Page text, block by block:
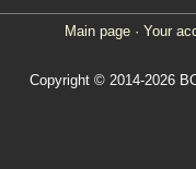
Main page · Your
Copyright © 2014-2026